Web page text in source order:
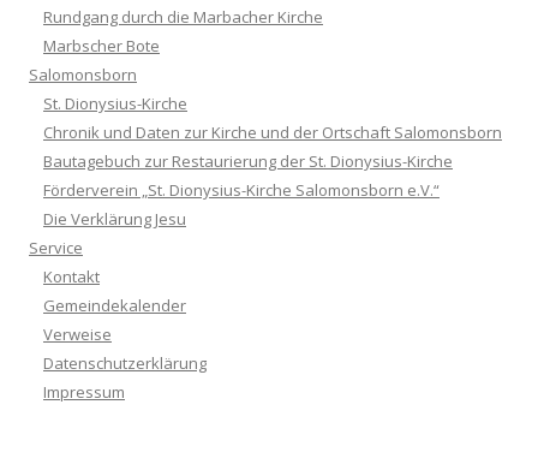
Rundgang durch die Marbacher Kirche
Marbscher Bote
Salomonsborn
St. Dionysius-Kirche
Chronik und Daten zur Kirche und der Ortschaft Salomonsborn
Bautagebuch zur Restaurierung der St. Dionysius-Kirche
Förderverein „St. Dionysius-Kirche Salomonsborn e.V.“
Die Verklärung Jesu
Service
Kontakt
Gemeindekalender
Verweise
Datenschutzerklärung
Impressum